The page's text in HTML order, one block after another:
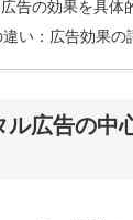
告の効果を具体
い：広告効果の
ル広告の中